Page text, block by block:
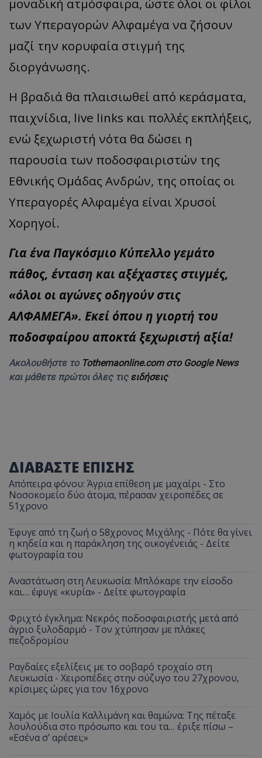
μοναδική ατμόσφαιρα, ώστε όλοι οι φίλοι
των Υπεραγορών Αλφαμέγα να ζήσουν
μαζί την κορυφαία στιγμή της
διοργάνωσης.
Η βραδιά θα πλαισιωθεί από κεράσματα,
παιχνίδια, live links και πολλές εκπλήξεις,
ενώ ξεχωριστή νότα θα δώσει η
παρουσία των ποδοσφαιριστών της
Εθνικής Ομάδας Ανδρών, της οποίας οι
Υπεραγορές Αλφαμέγα είναι Χρυσοί
Χορηγοί.
Για ένα Παγκόσμιο Κύπελλο γεμάτο
πάθος, ένταση και αξέχαστες στιγμές,
«όλοι οι αγώνες οδηγούν στις
ΑΛΦΑΜΕΓΑ». Εκεί όπου η γιορτή του
ποδοσφαίρου αποκτά ξεχωριστή αξία!
Ακολουθήστε το Tothemaonline.com στο Google News
και μάθετε πρώτοι όλες τις ειδήσεις
ΔΙΑΒΑΣΤΕ ΕΠΙΣΗΣ
Απόπειρα φόνου: Άγρια επίθεση με μαχαίρι - Στο
Νοσοκομείο δύο άτομα, πέρασαν χειροπέδες σε
51χρονο
Έφυγε από τη ζωή ο 58χρονος Μιχάλης - Πότε θα γίνει
η κηδεία και η παράκληση της οικογένειάς - Δείτε
φωτογραφία του
Αναστάτωση στη Λευκωσία: Μπλόκαρε την είσοδο
και… έφυγε «κυρία» - Δείτε φωτογραφία
Φριχτό έγκλημα: Νεκρός ποδοσφαιριστής μετά από
άγριο ξυλοδαρμό - Τον χτύπησαν με πλάκες
πεζοδρομίου
Ραγδαίες εξελίξεις με το σοβαρό τροχαίο στη
Λευκωσία - Χειροπέδες στην σύζυγο του 27χρονου,
κρίσιμες ώρες για τον 16χρονο
Χαμός με Ιουλία Καλλιμάνη και θαμώνα: Της πέταξε
λουλούδια στο πρόσωπο και του τα… έριξε πίσω –
«Εσένα σ’ αρέσει;»